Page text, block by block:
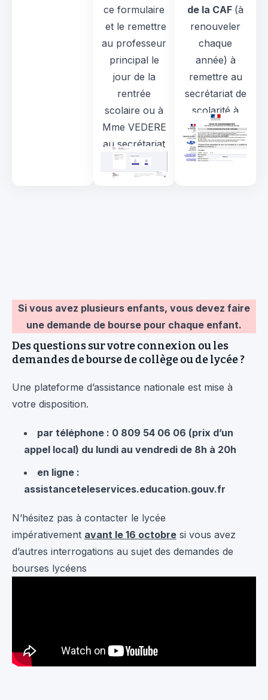
ce formulaire
et le remettre
au professeur
principal le
jour de la
rentrée
scolaire ou à
Mme VEDERE
au secrétariat
de la scolarité
de la CAF (à
renouveler
chaque
année) à
remettre au
secrétariat de
scolarité à
Mme VEDERE.
Si vous avez plusieurs enfants, vous devez faire
une demande de bourse pour chaque enfant.
Des questions sur votre connexion ou les
demandes de bourse de collège ou de lycée ?
Une plateforme d’assistance nationale est mise à
votre disposition.
par téléphone : 0 809 54 06 06 (prix d’un
appel local) du lundi au vendredi de 8h à 20h
en ligne :
assistanceteleservices.education.gouv.fr
N’hésitez pas à contacter le lycée
impérativement avant le 16 octobre si vous avez
d’autres interrogations au sujet des demandes de
bourses lycéens